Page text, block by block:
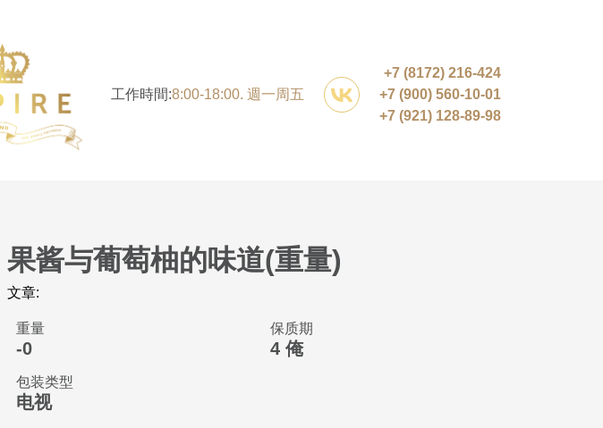
工作時間:8:00-18:00. 週一周五
+7 (8172) 216-424
+7 (900) 560-10-01
+7 (921) 128-89-98
果酱与葡萄柚的味道(重量)
文章:
重量
-0
保质期
4 俺
包装类型
电视